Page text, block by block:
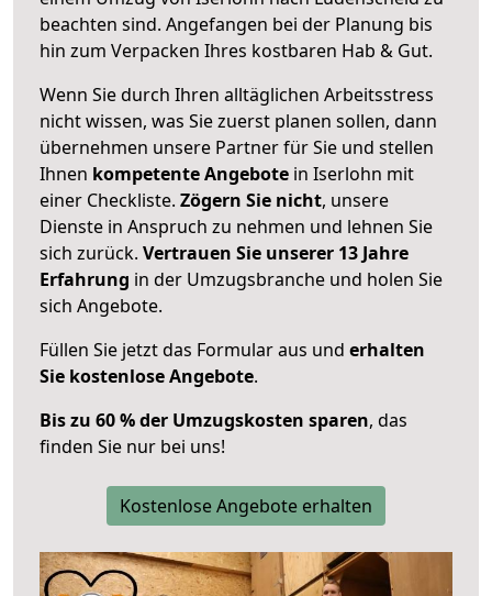
beachten sind. Angefangen bei der Planung bis
hin zum Verpacken Ihres kostbaren Hab & Gut.
Wenn Sie durch Ihren alltäglichen Arbeitsstress
nicht wissen, was Sie zuerst planen sollen, dann
übernehmen unsere Partner für Sie und stellen
Ihnen kompetente Angebote in Iserlohn mit
einer Checkliste. Zögern Sie nicht, unsere
Dienste in Anspruch zu nehmen und lehnen Sie
sich zurück. Vertrauen Sie unserer 13 Jahre
Erfahrung in der Umzugsbranche und holen Sie
sich Angebote.
Füllen Sie jetzt das Formular aus und erhalten
Sie kostenlose Angebote.
Bis zu 60 % der Umzugskosten sparen, das
finden Sie nur bei uns!
Kostenlose Angebote erhalten